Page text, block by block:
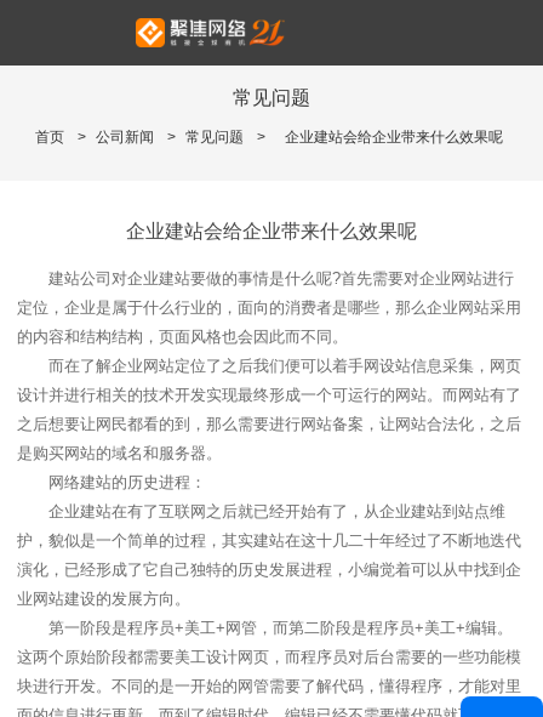
常见问题
首页 > 公司新闻 > 常见问题 > 企业建站会给企业带来什么效果呢
企业建站会给企业带来什么效果呢
建站公司对企业建站要做的事情是什么呢?首先需要对企业网站进行
定位，企业是属于什么行业的，面向的消费者是哪些，那么企业网站采用
的内容和结构结构，页面风格也会因此而不同。
而在了解企业网站定位了之后我们便可以着手网设站信息采集，网页
设计并进行相关的技术开发实现最终形成一个可运行的网站。而网站有了
之后想要让网民都看的到，那么需要进行网站备案，让网站合法化，之后
是购买网站的域名和服务器。
网络建站的历史进程：
企业建站在有了互联网之后就已经开始有了，从企业建站到站点维
护，貌似是一个简单的过程，其实建站在这十几二十年经过了不断地迭代
演化，已经形成了它自己独特的历史发展进程，小编觉着可以从中找到企
业网站建设的发展方向。
第一阶段是程序员+美工+网管，而第二阶段是程序员+美工+编辑。
这两个原始阶段都需要美工设计网页，而程序员对后台需要的一些功能模
块进行开发。不同的是一开始的网管需要了解代码，懂得程序，才能对里